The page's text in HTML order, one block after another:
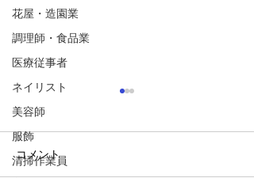
花屋・造園業
調理師・食品業
医療従事者
ネイリスト
美容師
服飾
清掃作業員
(JBS)p-tert-ブチフェノー
【用途】 ゴム、革、印刷、車
コメント